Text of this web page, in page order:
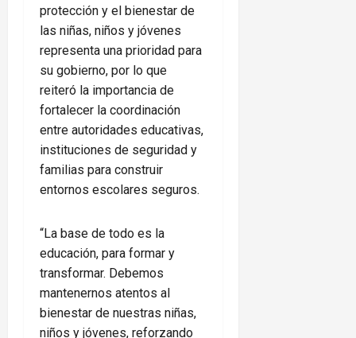
protección y el bienestar de
las niñas, niños y jóvenes
representa una prioridad para
su gobierno, por lo que
reiteró la importancia de
fortalecer la coordinación
entre autoridades educativas,
instituciones de seguridad y
familias para construir
entornos escolares seguros.
“La base de todo es la
educación, para formar y
transformar. Debemos
mantenernos atentos al
bienestar de nuestras niñas,
niños y jóvenes, reforzando